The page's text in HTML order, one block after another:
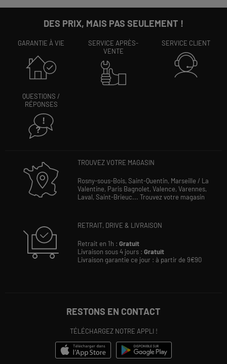
DES PRIX, MAIS PAS SEULEMENT !
GARANTIE À VIE
SERVICE APRÈS-
VENTE
SERVICE CLIENT
QUESTIONS /
RÉPONSES
TROUVEZ VOTRE MAGASIN
Rosny-sous-Bois, Saint-Quentin, Marseille / La
Valentine, Paris Bagnolet, Valence, Varennes,
Laval, Saint-Brieuc... Trouvez votre magasin
RETRAIT, DRIVE & LIVRAISON
Retrait en 1h : Gratuit
Livraison sous 4 jours : Gratuit
Livraison garantie ce jour : à partir de 9€90
RESTONS EN CONTACT
TÉLÉCHARGEZ NOTRE APPLI !